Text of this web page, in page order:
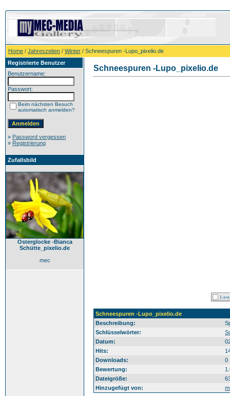
Home / Jahreszeiten / Winter / Schneespuren -Lupo_pixelio.de
Registrierte Benutzer
Benutzername:
Passwort:
Beim nächsten Besuch
automatisch anmelden?
» Password vergessen
» Registrierung
Zufallsbild
Osterglocke -Bianca
Schütte_pixelio.de
mec
Schneespuren -Lupo_pixelio.de
Schneespuren -Lupo_pixelio.de
Beschreibung:
Schlüsselwörter:
Datum:
Hits:
Downloads:
0
Bewertung:
Dateigröße:
Hinzugefügt von: